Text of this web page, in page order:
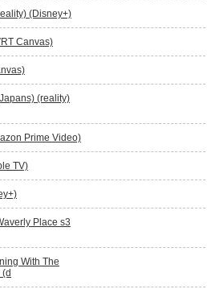
(Disney+)
Canvas)
(reality)
Prime Video)
TV)
Place s3
With The